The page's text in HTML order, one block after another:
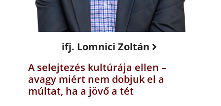
ifj. Lomnici Zoltán
A selejtezés kultúrája ellen –
avagy miért nem dobjuk el a
múltat, ha a jövő a tét